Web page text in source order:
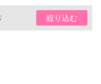
絞り込む